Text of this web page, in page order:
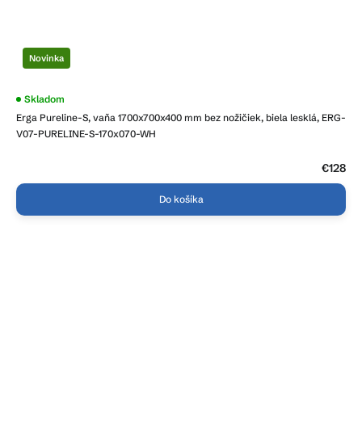
Novinka
Erga Pureline-S, vaňa 1700x700x400 mm bez nožičiek, biela lesklá, ERG-
V07-PURELINE-S-170x070-WH
Priemerné
produktu
je
Skladom
€128
Do košíka